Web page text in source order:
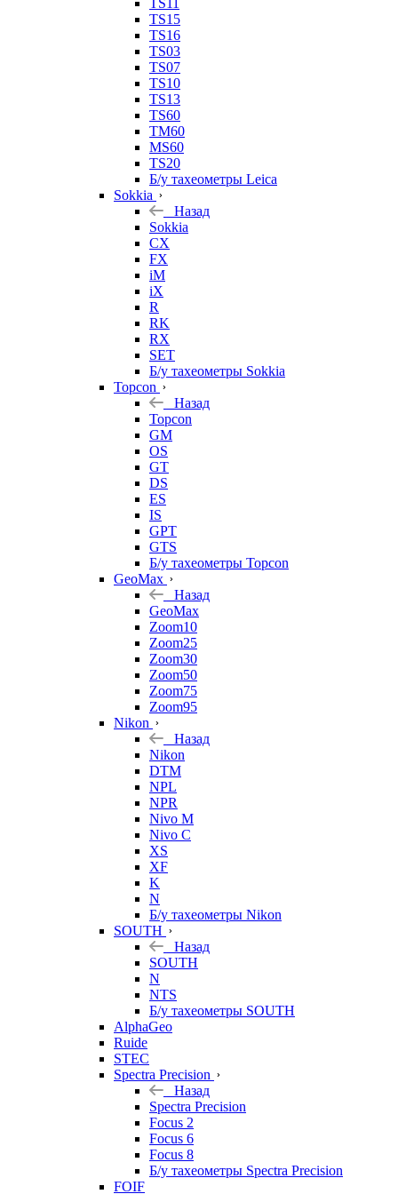
TS11
TS15
TS16
TS03
TS07
TS10
TS13
TS60
TM60
MS60
TS20
Б/у тахеометры Leica
Sokkia
Назад
Sokkia
CX
FX
iM
iX
R
RK
RX
SET
Б/у тахеометры Sokkia
Topcon
Назад
Topcon
GM
OS
GT
DS
ES
IS
GPT
GTS
Б/у тахеометры Topcon
GeoMax
Назад
GeoMax
Zoom10
Zoom25
Zoom30
Zoom50
Zoom75
Zoom95
Nikon
Назад
Nikon
DTM
NPL
NPR
Nivo M
Nivo C
XS
XF
K
N
Б/у тахеометры Nikon
SOUTH
Назад
SOUTH
N
NTS
Б/у тахеометры SOUTH
AlphaGeo
Ruide
STEC
Spectra Precision
Назад
Spectra Precision
Focus 2
Focus 6
Focus 8
Б/у тахеометры Spectra Precision
FOIF